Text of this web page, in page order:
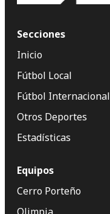
Secciones
Inicio
Fútbol Local
Fútbol Internacional
Otros Deportes
Estadísticas
Equipos
Cerro Porteño